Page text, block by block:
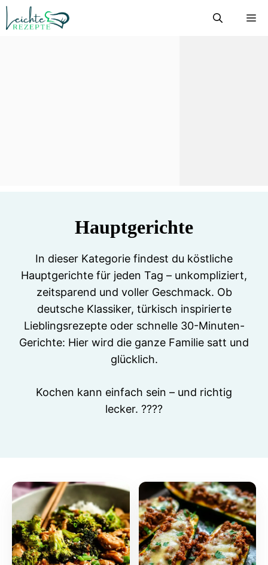
Zum
Inhalt
Hauptgerichte
In dieser Kategorie findest du köstliche
Hauptgerichte für jeden Tag – unkompliziert,
zeitsparend und voller Geschmack. Ob
deutsche Klassiker, türkisch inspirierte
Lieblingsrezepte oder schnelle 30-Minuten-
Gerichte: Hier wird die ganze Familie satt und
glücklich.
Kochen kann einfach sein – und richtig
lecker. ????️